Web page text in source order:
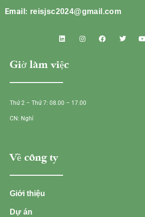
Email: reisjsc2024@gmail.com
Giờ làm việc
Thứ 2 – Thứ 7: 08.00 – 17.00
CN: Nghỉ
Về công ty
Giới thiệu
Dự án